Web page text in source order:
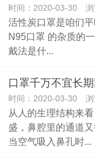
时间：2020-03-30 浏
活性炭口罩是咱们
N95口罩 的杂质的
戴法是什...
时间：2020-03-30 浏
从人的生理结构来
盛，鼻腔里的通道又
当空气吸入鼻孔时...